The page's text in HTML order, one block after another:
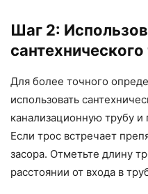
Шаг 2:
сантехнического
Для более точного
использовать
канализационную трубу и
Если трос встречает
засора. Отметьте длину
расстоянии от входа в